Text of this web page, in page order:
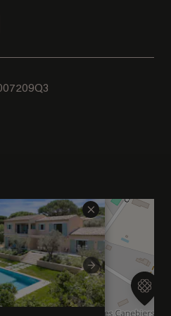
Next
×
à Saint-